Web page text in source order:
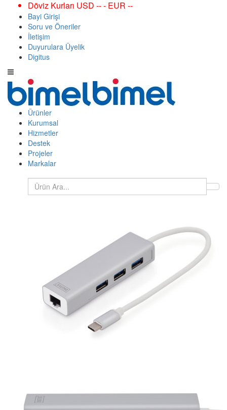
Döviz Kurları USD -- - EUR --
Bayi Girişi
Soru ve Öneriler
İletişim
Duyurulara Üyelik
Digitus
Ürünler
Kurumsal
Hizmetler
Destek
Projeler
Markalar